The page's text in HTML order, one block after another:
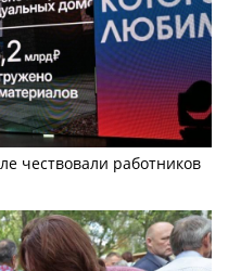
чествовали работников